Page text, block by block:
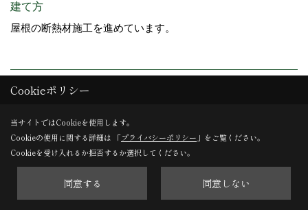
建て方
屋根の断熱材施工を進めています。
29. 2013年12月05日
Cookieポリシー
当サイトではCookieを使用します。
Cookieの使用に関する詳細は 「プライバシーポリシー 」をご覧ください。
Cookieを受け入れるか拒否するか選択してください。
同意する 同意しない